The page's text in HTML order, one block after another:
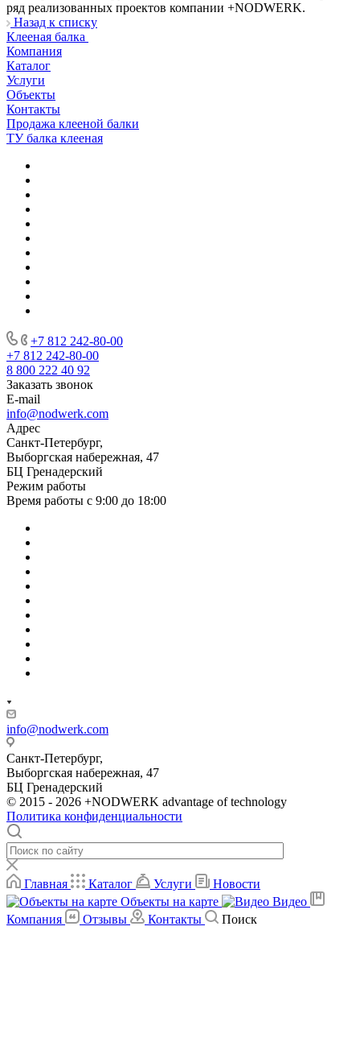
ряд реализованных проектов компании +NODWERK.
Назад к списку
Клееная балка
Компания
Каталог
Услуги
Объекты
Контакты
Продажа клееной балки
ТУ балка клееная
+7 812 242-80-00
+7 812 242-80-00
8 800 222 40 92
Заказать звонок
E-mail
info@nodwerk.com
Адрес
Санкт-Петербург,
Выборгская набережная, 47
БЦ Гренадерский
Режим работы
Время работы с 9:00 до 18:00
info@nodwerk.com
Санкт-Петербург,
Выборгская набережная, 47
БЦ Гренадерский
© 2015 - 2026 +NODWERK advantage of technology
Политика конфиденциальности
Главная Каталог Услуги
Новости
Объекты на карте
Видео
Компания
Отзывы Контакты Поиск